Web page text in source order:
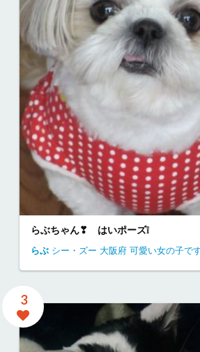
らぶちゃん❣ はいポーズ❕
らぶ シー・ズー 大阪府 可愛い女の子で
3